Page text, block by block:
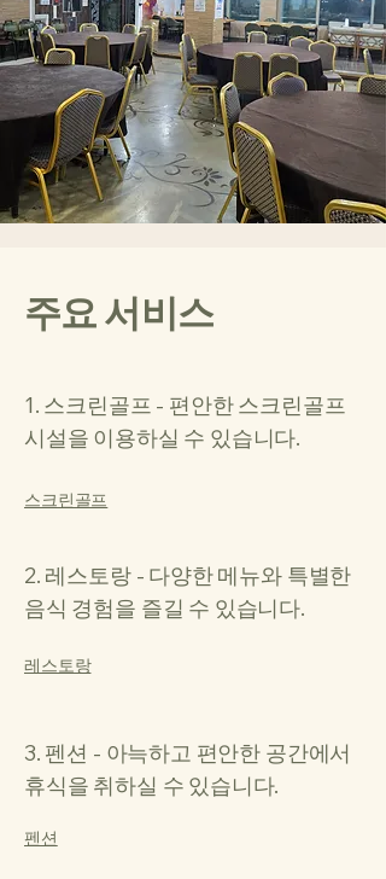
주요 서비스
1. 스크린골프 - 편안한 스크린골프
시설을 이용하실 수 있습니다.
스크린골프
2. 레스토랑 - 다양한 메뉴와 특별한
음식 경험을 즐길 수 있습니다.
레스토랑
3. 펜션 - 아늑하고 편안한 공간에서
휴식을 취하실 수 있습니다.
펜션